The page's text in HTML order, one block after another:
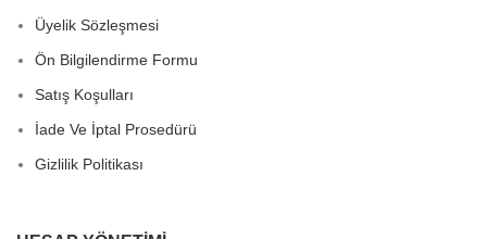
Üyelik Sözleşmesi
Ön Bilgilendirme Formu
Satış Koşulları
İade Ve İptal Prosedürü
Gizlilik Politikası